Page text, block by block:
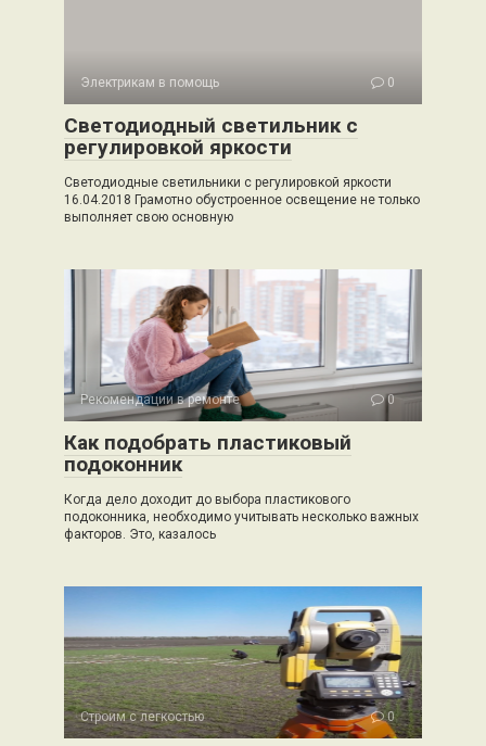
Электрикам в помощь 0
Светодиодный светильник с
регулировкой яркости
Светодиодные светильники с регулировкой яркости
16.04.2018 Грамотно обустроенное освещение не только
выполняет свою основную
Рекомендации в ремонте 0
Как подобрать пластиковый
подоконник
Когда дело доходит до выбора пластикового
подоконника, необходимо учитывать несколько важных
факторов. Это, казалось
Строим с легкостью 0